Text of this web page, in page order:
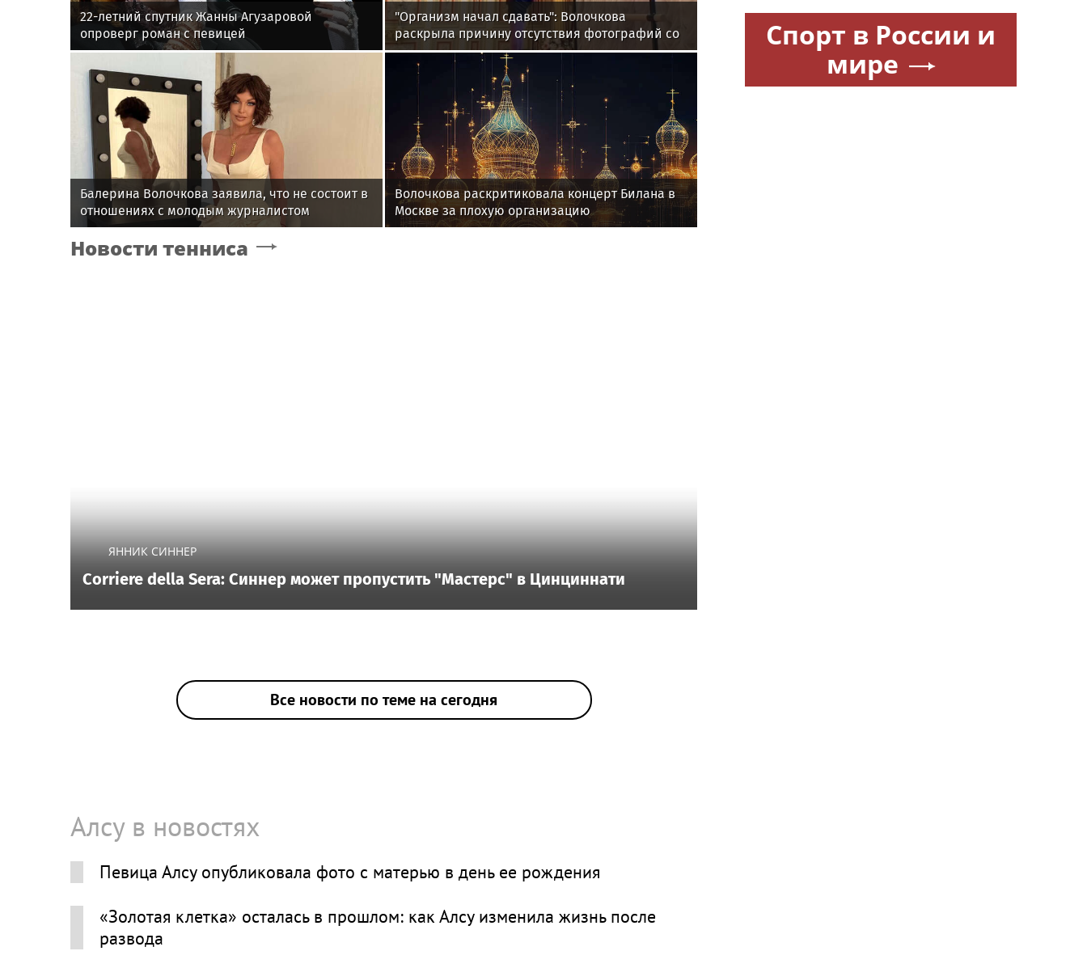
22-летний спутник Жанны Агузаровой
опроверг роман с певицей
"Организм начал сдавать": Волочкова
раскрыла причину отсутствия фотографий со
шпагатами
Балерина Волочкова заявила, что не состоит в
отношениях с молодым журналистом
Волочкова раскритиковала концерт Билана в
Москве за плохую организацию
Новости тенниса
ЯННИК СИННЕР
Corriere della Sera: Синнер может пропустить "Мастерс" в Цинциннати
Все новости по теме на сегодня
Алсу в новостях
Певица Алсу опубликовала фото с матерью в день ее рождения
«Золотая клетка» осталась в прошлом: как Алсу изменила жизнь после
развода
Спорт в России и
мире